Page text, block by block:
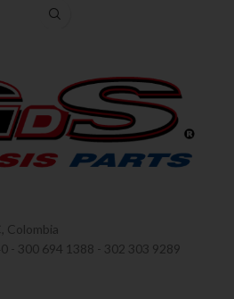
Colombia
- 300 694 1388 - 302 303 9289